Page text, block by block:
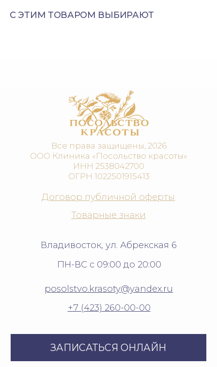
С ЭТИМ ТОВАРОМ ВЫБИРАЮТ
СОЦСЕТИ
Телеграм-канал
НАВИГАЦИЯ
КОСМЕТОЛОГИЯ
Аппаратная косметология
Инъекционная косметология
Эстетическая косметология
Коррекция фигуры и СПА
Диетология
Витаминные капельницы
Фитнес-клуб
Документы
Вакансии
Контакты
ПН-ВС с 09:00 до 20:00
ПОЛУЧИТЬ КОНСУЛЬТАЦИЮ